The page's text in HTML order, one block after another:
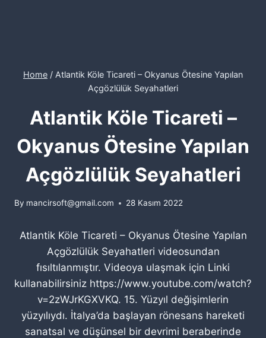
Home / Atlantik Köle Ticareti – Okyanus Ötesine Yapılan
Açgözlülük Seyahatleri
Atlantik Köle Ticareti –
Okyanus Ötesine Yapılan
Açgözlülük Seyahatleri
By mancirsoft@gmail.com 28 Kasım 2022
Atlantik Köle Ticareti – Okyanus Ötesine Yapılan
Açgözlülük Seyahatleri videosundan
fısıltılanmıştır. Videoya ulaşmak için Linki
kullanabilirsiniz https://www.youtube.com/watch?
v=2zWJrKGXVKQ. 15. Yüzyıl değişimlerin
yüzyılıydı. İtalya’da başlayan rönesans hareketi
sanatsal ve düşünsel bir devrimi beraberinde